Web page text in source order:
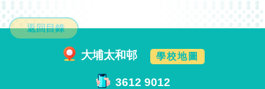
大埔太和邨 學校地圖
3612 9012